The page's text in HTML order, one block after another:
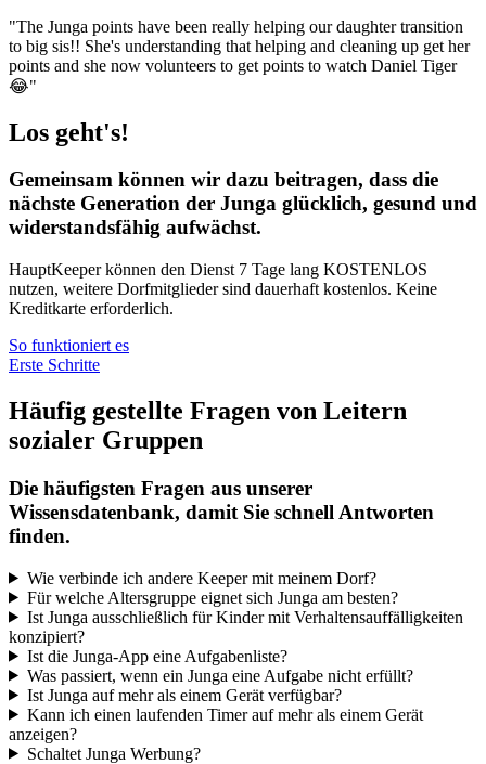
"The Junga points have been really helping our daughter transition
to big sis!! She's understanding that helping and cleaning up get her
points and she now volunteers to get points to watch Daniel Tiger
😂"
Los geht's!
Gemeinsam können wir dazu beitragen, dass die
nächste Generation der Junga glücklich, gesund und
widerstandsfähig aufwächst.
HauptKeeper können den Dienst 7 Tage lang KOSTENLOS
nutzen, weitere Dorfmitglieder sind dauerhaft kostenlos. Keine
Kreditkarte erforderlich.
So funktioniert es
Erste Schritte
Häufig gestellte Fragen von Leitern
sozialer Gruppen
Die häufigsten Fragen aus unserer
Wissensdatenbank, damit Sie schnell Antworten
finden.
Wie verbinde ich andere Keeper mit meinem Dorf?
Für welche Altersgruppe eignet sich Junga am besten?
Ist Junga ausschließlich für Kinder mit Verhaltensauffälligkeiten
konzipiert?
Ist die Junga-App eine Aufgabenliste?
Was passiert, wenn ein Junga eine Aufgabe nicht erfüllt?
Ist Junga auf mehr als einem Gerät verfügbar?
Kann ich einen laufenden Timer auf mehr als einem Gerät
anzeigen?
Schaltet Junga Werbung?